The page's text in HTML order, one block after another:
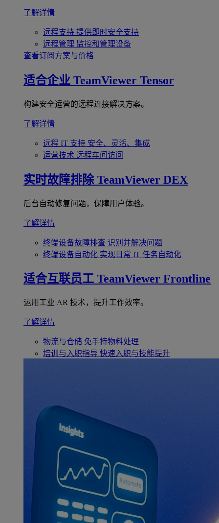
了解详情
远程支持 提供即时安全支持
远程管理 监控和管理设备
查看订阅方案与价格
适合企业 TeamViewer Tensor
构建安全运营的远程连接解决方案。
了解详情
远程 IT 支持 安全、灵活、集成
运营技术 远程车间访问
实时故障排除 TeamViewer DEX
后台自动修复问题，保障用户体验。
了解详情
终端设备故障排查 识别并解决问题
终端设备自动化 实现日常 IT 任务自动化
适合互联员工 TeamViewer Frontline
运用工业 AR 技术，提升工作效率。
了解详情
物流与仓储 免手持物料处理
培训与入职指导 快速入职与技能提升